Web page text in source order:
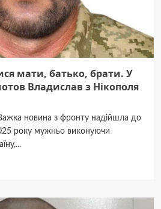
мати, батько, брати. У
Владислав з Нікополя
новина з фронту надійшла до
року мужньо виконуючи